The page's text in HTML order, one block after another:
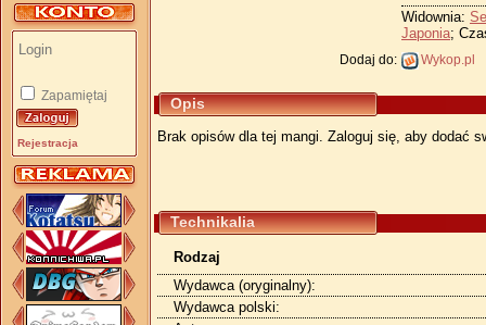
Zapamiętaj
Rejestracja
Widownia:
Japonia;
Dodaj do: Wykop.pl
Opis
Brak opisów dla tej mangi. Zaloguj się, aby dodać
Technikalia
Rodzaj
Wydawca (oryginalny):
Wydawca polski: